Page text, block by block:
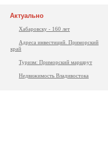
Актуально
Хабаровску - 160 лет
Адреса инвестиций. Приморский
край
Туризм: Приморский маршрут
Недвижимость Владивостока